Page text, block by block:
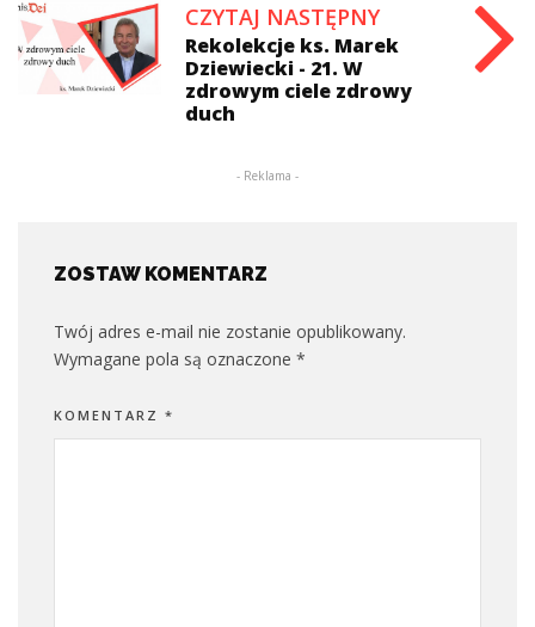
CZYTAJ NASTĘPNY
Rekolekcje ks. Marek
Dziewiecki - 21. W
zdrowym ciele zdrowy
duch
- Reklama -
ZOSTAW KOMENTARZ
Twój adres e-mail nie zostanie opublikowany.
Wymagane pola są oznaczone *
KOMENTARZ *